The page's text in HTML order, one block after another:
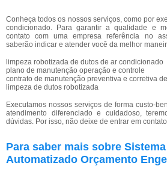
Conheça todos os nossos serviços, como por
condicionado. Para garantir a qualidade e
contato com uma empresa referência no
saberão indicar e atender você da melhor
limpeza robotizada de dutos de ar condicionado
plano de manutenção operação e controle
contrato de manutenção preventiva e corretiva
limpeza de dutos robotizada
Executamos nossos serviços de forma custo-
atendimento diferenciado e cuidadoso,
dúvidas. Por isso, não deixe de entrar em
Para saber mais sobre
Automatizado Orçamento